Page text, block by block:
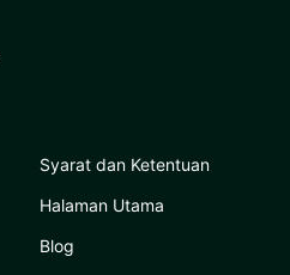
Syarat dan Ketentuan
Halaman Utama
Blog